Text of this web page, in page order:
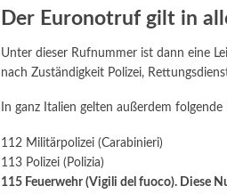
Der Euronotruf gilt in
Unter dieser Rufnummer ist dann eine
nach Zuständigkeit Polizei,
In ganz Italien gelten außerdem
112 Militärpolizei (Carabinieri)
113 Polizei (Polizia)
115 Feuerwehr (Vigili del fuoco). Diese